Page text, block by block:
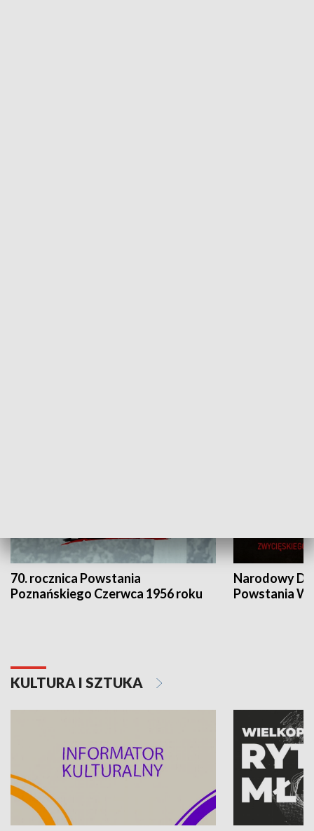
70. rocznica Powstania
Poznańskiego Czerwca 1956 roku
Narodowy
Powstania
KULTURA I SZTUKA